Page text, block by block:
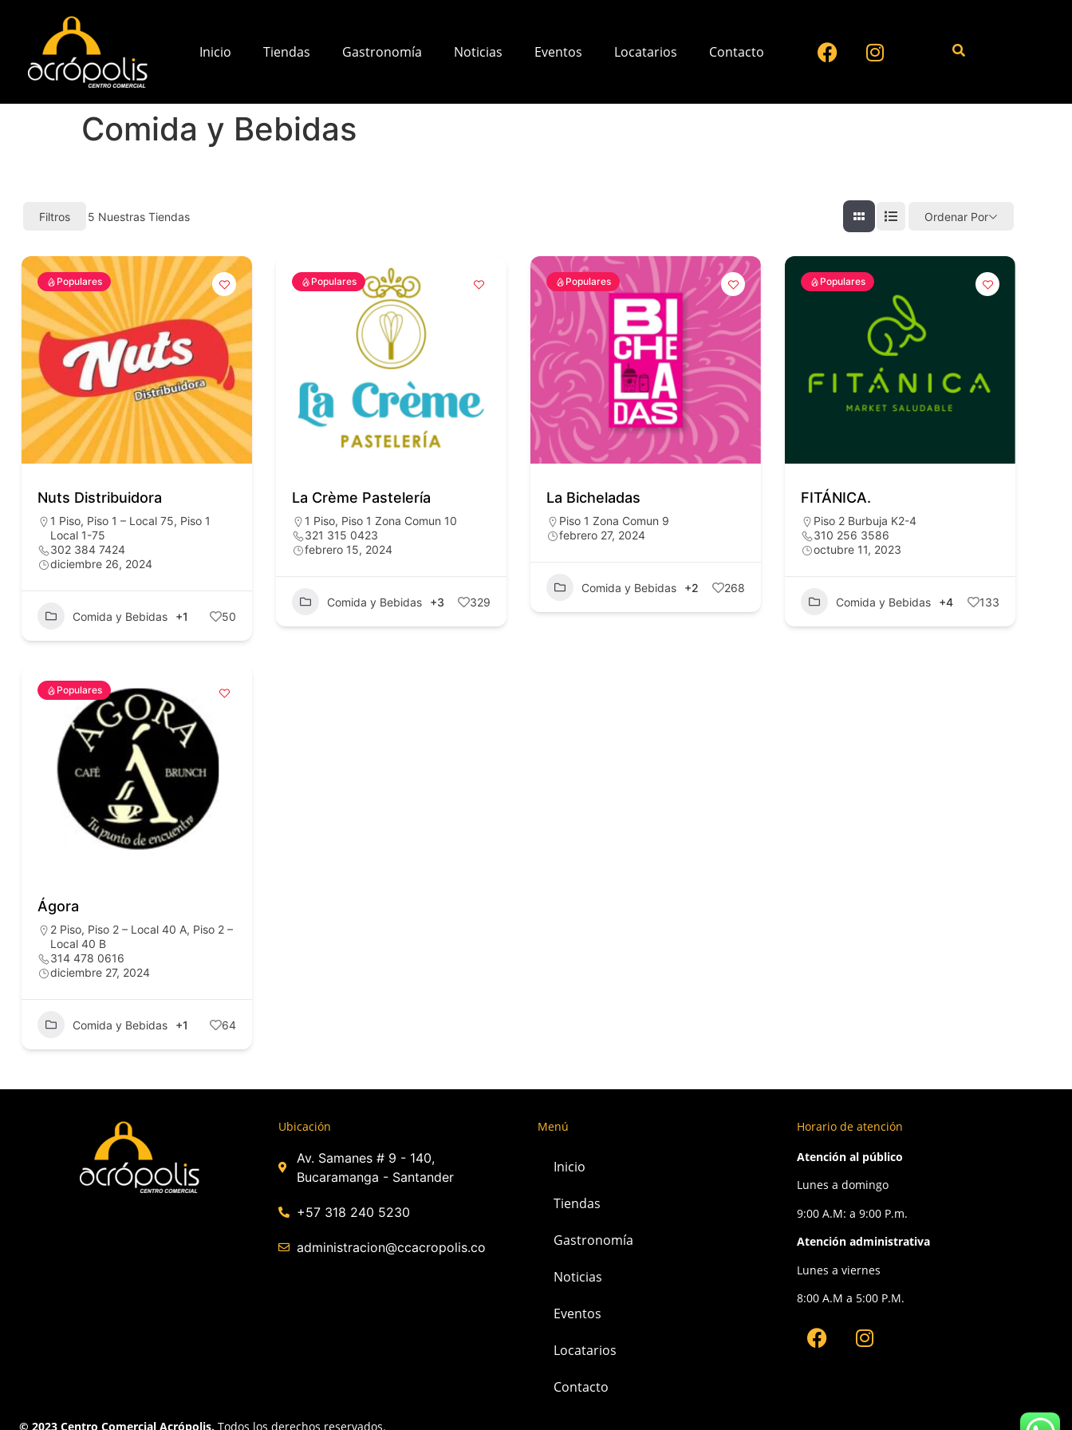
Inicio Tiendas Gastronomía Noticias Eventos Locatarios Contacto
Comida y Bebidas
Filtros 5 Nuestras Tiendas Ordenar Por
Populares
Nuts Distribuidora
1 Piso, Piso 1 – Local 75, Piso 1
Local 1-75
302 384 7424
diciembre 26, 2024
Comida y Bebidas +1 50
Populares
La Crème Pastelería
1 Piso, Piso 1 Zona Comun 10
321 315 0423
febrero 15, 2024
Comida y Bebidas +3 329
Populares
La Bicheladas
Piso 1 Zona Comun 9
febrero 27, 2024
Comida y Bebidas +2 268
Populares
FITÁNICA.
Piso 2 Burbuja K2-4
310 256 3586
octubre 11, 2023
Comida y Bebidas +4 133
Populares
Ágora
2 Piso, Piso 2 – Local 40 A, Piso 2 –
Local 40 B
314 478 0616
diciembre 27, 2024
Comida y Bebidas +1 64
Ubicación
Av. Samanes # 9 - 140,
Bucaramanga - Santander
+57 318 240 5230
administracion@ccacropolis.co
Menú
Inicio
Tiendas
Gastronomía
Noticias
Eventos
Locatarios
Contacto
Horario de atención
Atención al público
Lunes a domingo
9:00 A.M: a 9:00 P.m.
Atención administrativa
Lunes a viernes
8:00 A.M a 5:00 P.M.
© 2023 Centro Comercial Acrópolis. Todos los derechos reservados.